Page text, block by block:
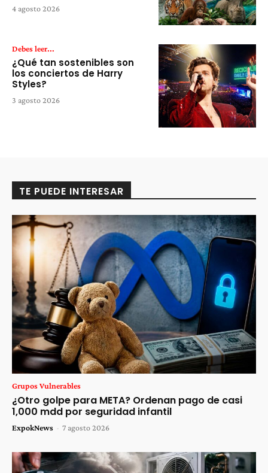
4 agosto 2026
Debes leer...
¿Qué tan sostenibles son
los conciertos de Harry
Styles?
3 agosto 2026
TE PUEDE INTERESAR
Grupos Vulnerables
¿Otro golpe para META? Ordenan pago de casi
1,000 mdd por seguridad infantil
ExpokNews - 7 agosto 2026